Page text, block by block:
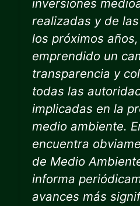
inversiones
realizadas y de
los próximos
emprendido un
transparencia y
todas las
implicadas en la
medio ambiente.
encuentra
de Medio
informa
avances más